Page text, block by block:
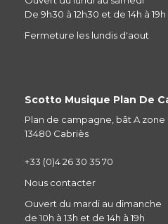
De 9h30 à 12h30 et de 14h à 19h
Fermeture les lundis d'aout
Scotto Musique Plan De
Plan de campagne, bât A zone
13480 Cabriès
+33 (0)4 26 30 35 70
Nous contacter
Ouvert du mardi au dimanche
de 10h à 13h et de 14h à 19h